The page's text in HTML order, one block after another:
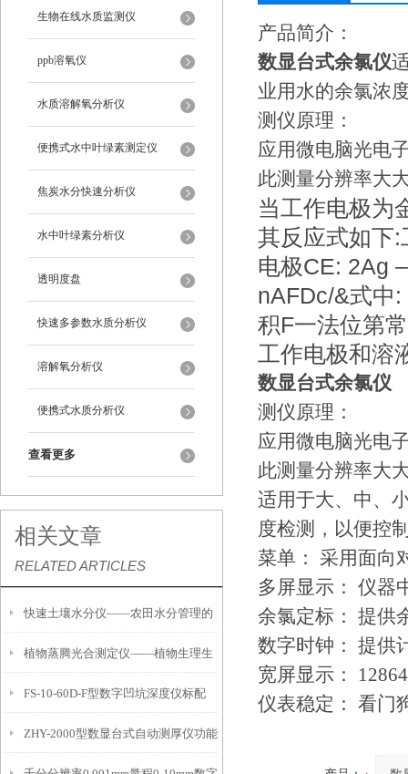
生物在线水质监测仪
ppb溶氧仪
水质溶解氧分析仪
便携式水中叶绿素测定仪
焦炭水分快速分析仪
水中叶绿素分析仪
透明度盘
快速多参数水质分析仪
溶解氧分析仪
便携式水质分析仪
查看更多
相关文章
RELATED ARTICLES
快速土壤水分仪——农田水分管理的
便携式检测工具
植物蒸腾光合测定仪——植物生理生
态的实时监测设备
FS-10-60D-F型数字凹坑深度仪标配
IP54级表头分辨率0.01mm量程
ZHY-2000型数显台式自动测厚仪功能
产品简介：
数显台式余氯仪
业用水的余氯浓
测仪原理：
应用微电脑光电
此测量分辨率大
当工作电极为
其反应式如下
电极CE: 2Ag
nAFDc/&式中
积F一法位第
工作电极和溶
数显台式余氯仪
测仪原理：
应用微电脑光电
此测量分辨率大
适用于大、中、
度检测，以便控
菜单： 采用面向
多屏显示： 仪器
余氯定标： 提供
数字时钟： 提供
宽屏显示：
仪表稳定： 看门